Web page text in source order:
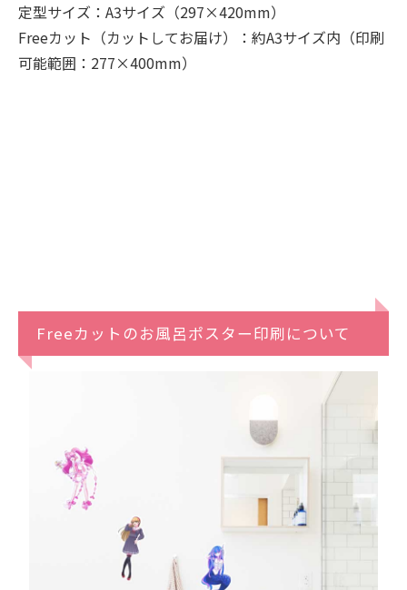
定型サイズ：A3サイズ（297×420mm）
Freeカット（カットしてお届け）：約A3サイズ内（印刷
可能範囲：277×400mm）
Freeカットのお風呂ポスター印刷について